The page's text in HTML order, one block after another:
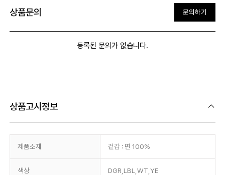
상품문의 문의하기
등록된 문의가 없습니다.
상품고시정보
제품소재 겉감 : 면 100%
색상 DGR,LBL,WT,YE